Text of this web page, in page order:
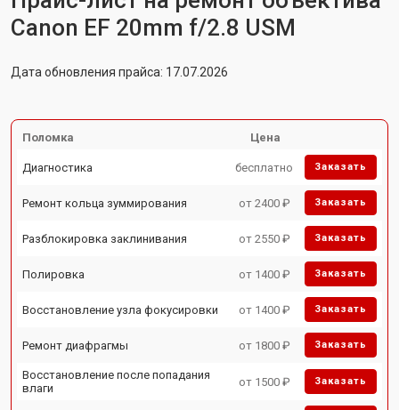
Canon EF 20mm f/2.8 USM
Дата обновления прайса: 17.07.2026
Поломка Цена
Диагностика бесплатно Заказать
Ремонт кольца зуммирования от 2400 ₽ Заказать
Разблокировка заклинивания от 2550 ₽ Заказать
Полировка от 1400 ₽ Заказать
Восстановление узла фокусировки от 1400 ₽ Заказать
Ремонт диафрагмы от 1800 ₽ Заказать
Восстановление после попадания
влаги
от 1500 ₽ Заказать